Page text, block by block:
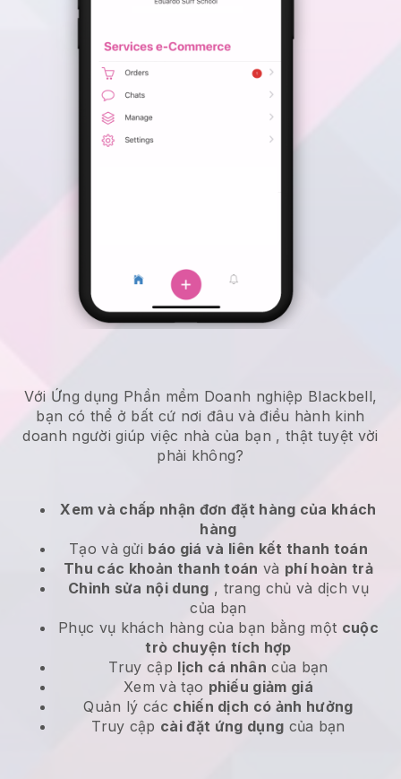
Với Ứng dụng Phần mềm Doanh nghiệp Blackbell,
bạn có thể ở bất cứ nơi đâu vàđiều hành kinh
doanh người giúp việc nhà của bạn , thật tuyệt vời
phải không?
Xem và chấp nhận đơn đặt hàng của khách
hàng
Tạo và gửi báo giá và liên kết thanh toán
Thu các khoản thanh toán và phí hoàn trả
Chỉnh sửa nội dung , trang chủ và dịch vụ
của bạn
Phục vụ khách hàng của bạn bằng một cuộc
trò chuyện tích hợp
Truy cập lịch cá nhân của bạn
Xem và tạo phiếu giảm giá
Quản lý các chiến dịch có ảnh hưởng
Truy cập cài đặt ứng dụng của bạn